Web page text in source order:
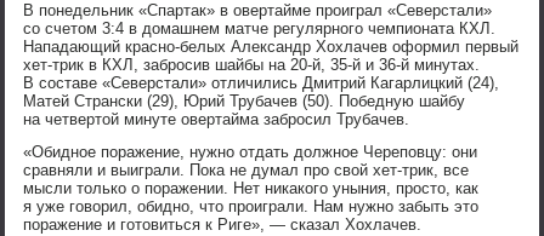
В понедельник «Спартак» в овертайме проиграл «Северстали»
со счетом 3:4 в домашнем матче регулярного чемпионата КХЛ.
Нападающий красно-белых Александр Хохлачев оформил первый
хет-трик в КХЛ, забросив шайбы на 20-й, 35-й и 36-й минутах.
В составе «Северстали» отличились Дмитрий Кагарлицкий (24),
Матей Странски (29), Юрий Трубачев (50). Победную шайбу
на четвертой минуте овертайма забросил Трубачев.
«Обидное поражение, нужно отдать должное Череповцу: они
сравняли и выиграли. Пока не думал про свой хет-трик, все
мысли только о поражении. Нет никакого уныния, просто, как
я уже говорил, обидно, что проиграли. Нам нужно забыть это
поражение и готовиться к Риге», — сказал Хохлачев.